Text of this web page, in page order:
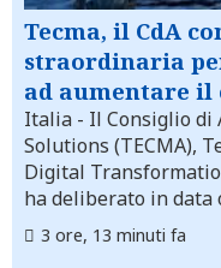
Tecma, il CdA
straordinaria
ad aumentare il
Italia - Il Consiglio di
Solutions (TECMA),
Digital
ha deliberato in data
3 ore, 13 minuti fa